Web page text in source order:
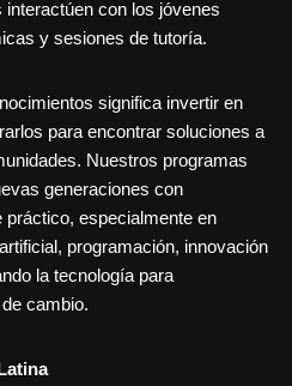
con los jóvenes
y sesiones de tutoría.
significa invertir en
para encontrar soluciones a
Nuestros programas
generaciones con
práctico, especialmente en
programación, innovación
la tecnología para
cambio.